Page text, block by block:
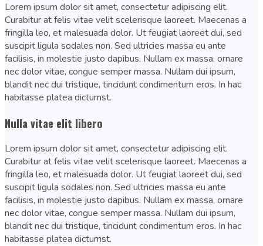
Lorem ipsum dolor sit amet, consectetur adipiscing elit.
Curabitur at felis vitae velit scelerisque laoreet. Maecenas a
fringilla leo, et malesuada dolor. Ut feugiat laoreet dui, sed
suscipit ligula sodales non. Sed ultricies massa eu ante
facilisis, in molestie justo dapibus. Nullam ex massa, ornare
nec dolor vitae, congue semper massa. Nullam dui ipsum,
blandit nec dui tristique, tincidunt condimentum eros. In hac
habitasse platea dictumst.
Nulla vitae elit libero
Lorem ipsum dolor sit amet, consectetur adipiscing elit.
Curabitur at felis vitae velit scelerisque laoreet. Maecenas a
fringilla leo, et malesuada dolor. Ut feugiat laoreet dui, sed
suscipit ligula sodales non. Sed ultricies massa eu ante
facilisis, in molestie justo dapibus. Nullam ex massa, ornare
nec dolor vitae, congue semper massa. Nullam dui ipsum,
blandit nec dui tristique, tincidunt condimentum eros. In hac
habitasse platea dictumst.